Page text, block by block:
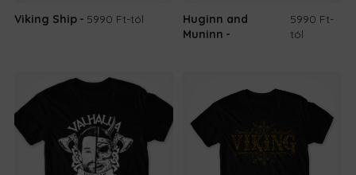
Viking Ship 5990 Ft-tól
Huginn and
Muninn
5990 Ft-
tól